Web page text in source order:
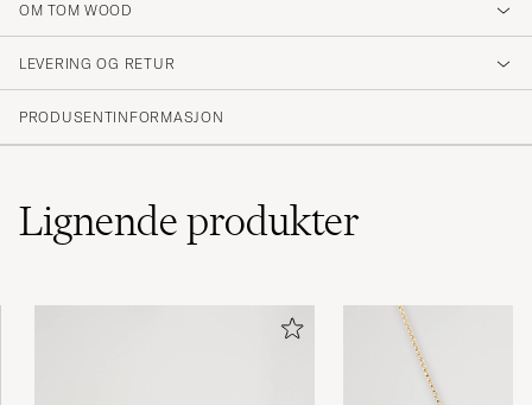
OM TOM WOOD
LEVERING OG RETUR
PRODUSENTINFORMASJON
Lignendeprodukter